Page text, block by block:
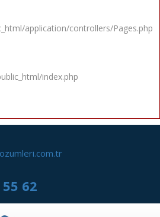
application/controllers/Pages.php
index.php
62